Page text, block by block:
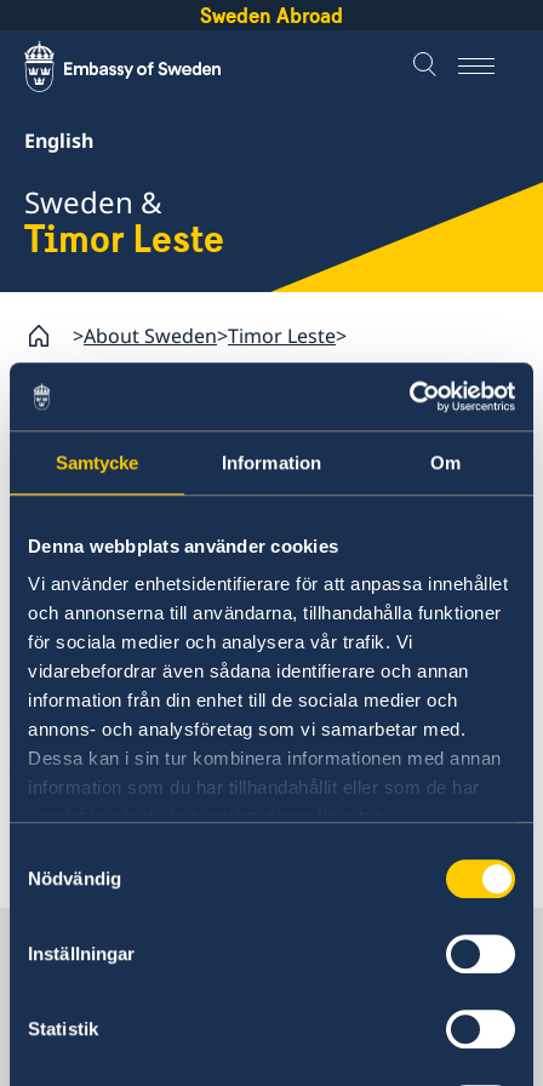
Samtycke Information Om
Denna webbplats använder cookies
Vi använder enhetsidentifierare för att anpassa innehållet
och annonserna till användarna, tillhandahålla funktioner
för sociala medier och analysera vår trafik. Vi
vidarebefordrar även sådana identifierare och annan
information från din enhet till de sociala medier och
annons- och analysföretag som vi samarbetar med.
Dessa kan i sin tur kombinera informationen med annan
information som du har tillhandahållit eller som de har
Nödvändig
Inställningar
Statistik
Sweden Abroad
English
Sweden &
Timor Leste
About Sweden Timor Leste
Timor Leste
Going to Sweden?
Studying in Sweden
Working in Sweden
Moving to someone in Sweden
GDPR request
Business and trade with Sweden
Sweden
If you want to move to Sweden to live with your
family or a close relative, you need a residence
permit.
More information is available at
moving to someone in Sweden.
Sweden in Timor-Leste
Sweden's mission